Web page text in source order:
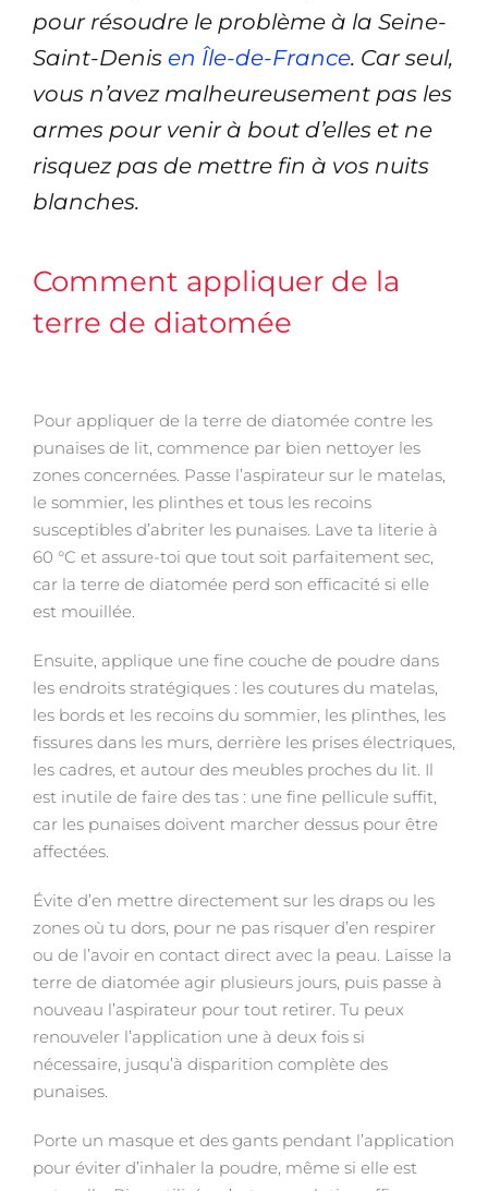
pour résoudre le problème à la Seine-
Saint-Denis en Île-de-France. Car seul,
vous n’avez malheureusement pas les
armes pour venir à bout d’elles et ne
risquez pas de mettre fin à vos nuits
blanches.
Comment appliquer de la
terre de diatomée
Pour appliquer de la terre de diatomée contre les
punaises de lit, commence par bien nettoyer les
zones concernées. Passe l’aspirateur sur le matelas,
le sommier, les plinthes et tous les recoins
susceptibles d’abriter les punaises. Lave ta literie à
60 °C et assure-toi que tout soit parfaitement sec,
car la terre de diatomée perd son efficacité si elle
est mouillée.
Ensuite, applique une fine couche de poudre dans
les endroits stratégiques : les coutures du matelas,
les bords et les recoins du sommier, les plinthes, les
fissures dans les murs, derrière les prises électriques,
les cadres, et autour des meubles proches du lit. Il
est inutile de faire des tas : une fine pellicule suffit,
car les punaises doivent marcher dessus pour être
affectées.
Évite d’en mettre directement sur les draps ou les
zones où tu dors, pour ne pas risquer d’en respirer
ou de l’avoir en contact direct avec la peau. Laisse la
terre de diatomée agir plusieurs jours, puis passe à
nouveau l’aspirateur pour tout retirer. Tu peux
renouveler l’application une à deux fois si
nécessaire, jusqu’à disparition complète des
punaises.
Porte un masque et des gants pendant l’application
pour éviter d’inhaler la poudre, même si elle est